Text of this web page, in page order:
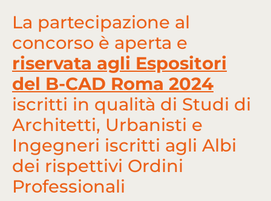
La partecipazione al
concorso è aperta e
riservata agli Espositori
del B-CAD Roma 2024
iscritti in qualità di Studi di
Architetti, Urbanisti e
Ingegneri iscritti agli Albi
dei rispettivi Ordini
Professionali